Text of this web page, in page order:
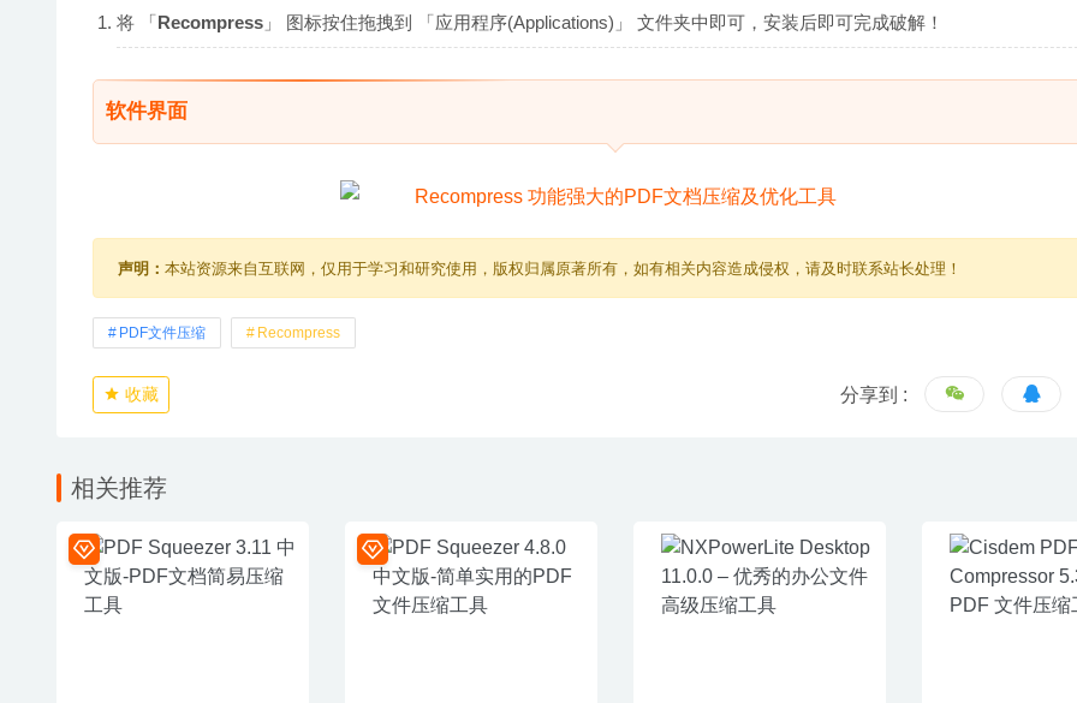
将 「Recompress 」 图标按住拖拽到 「应用程序(Applications)」 文件夹中即可，安装后即可完成破解！
软件界面
声明： 本站资源来自互联网，仅用于学习和研究使用，版权归属原著所有，如有相关内容造成侵权，请及时联系站长处理！
PDF文件压缩 Recompress
收藏 分享到 :
相关推荐